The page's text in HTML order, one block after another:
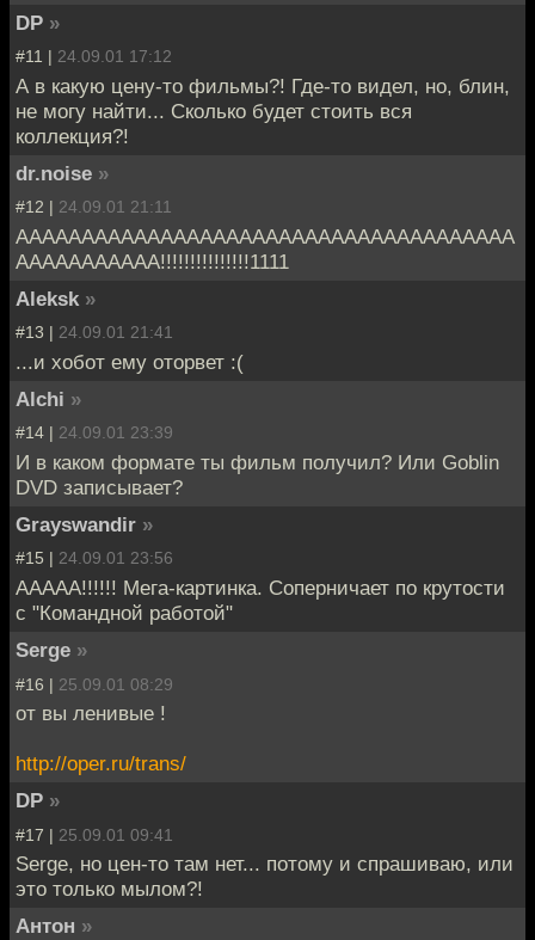
DP »
#11 | 24.09.01 17:12
А в какую цену-то фильмы?! Где-то видел, но, блин,
не могу найти... Сколько будет стоить вся
коллекция?!
dr.noise »
#12 | 24.09.01 21:11
АААААААААААААААААААААААААААААААААААААА
ААААААААААА!!!!!!!!!!!!!!!1111
Aleksk »
#13 | 24.09.01 21:41
...и хобот ему оторвет :(
Alchi »
#14 | 24.09.01 23:39
И в каком формате ты фильм получил? Или Goblin
DVD записывает?
Grayswandir »
#15 | 24.09.01 23:56
ААААА!!!!!! Мега-картинка. Соперничает по крутости
с "Командной работой"
Serge »
#16 | 25.09.01 08:29
от вы ленивые !
http://oper.ru/trans/
DP »
#17 | 25.09.01 09:41
Serge, но цен-то там нет... потому и спрашиваю, или
это только мылом?!
Антон »